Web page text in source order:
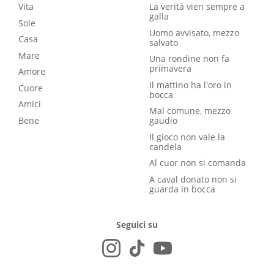
Vita
Sole
Casa
Mare
Amore
Cuore
Amici
Bene
La verità vien sempre a
galla
Uomo avvisato, mezzo
salvato
Una rondine non fa
primavera
Il mattino ha l'oro in
bocca
Mal comune, mezzo
gaudio
Il gioco non vale la
candela
Al cuor non si comanda
A caval donato non si
guarda in bocca
Seguici su